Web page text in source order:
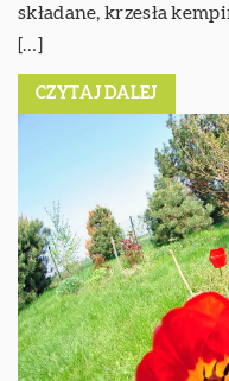
składane, krzesła
[…]
CZYTAJ DALEJ